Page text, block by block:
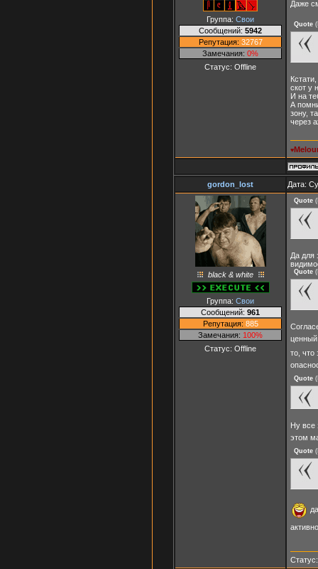
Группа: Свои
Сообщений: 5942
Репутация: 32767
Замечания: 0%
Статус: Offline
Даже
Quote (
скот у
И на
А
зону,
через
♥
gordon_lost Дата:
black & white
Группа: Свои
Сообщений: 961
Репутация: 885
Замечания: 100%
Статус: Offline
Quote (
Да для
Quote (
то, что
Quote (
Ну все
этом
Quote (